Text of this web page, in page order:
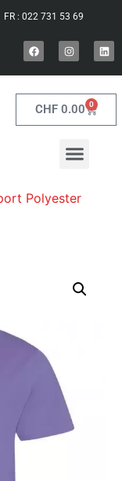
FR : 022 731 53 69
CHF 0.00 0
Polyester